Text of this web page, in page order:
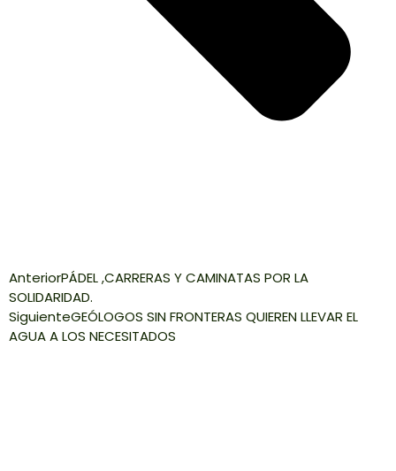
AnteriorPÁDEL ,CARRERAS Y CAMINATAS POR LA
SOLIDARIDAD.
SiguienteGEÓLOGOS SIN FRONTERAS QUIEREN LLEVAR EL
AGUA A LOS NECESITADOS